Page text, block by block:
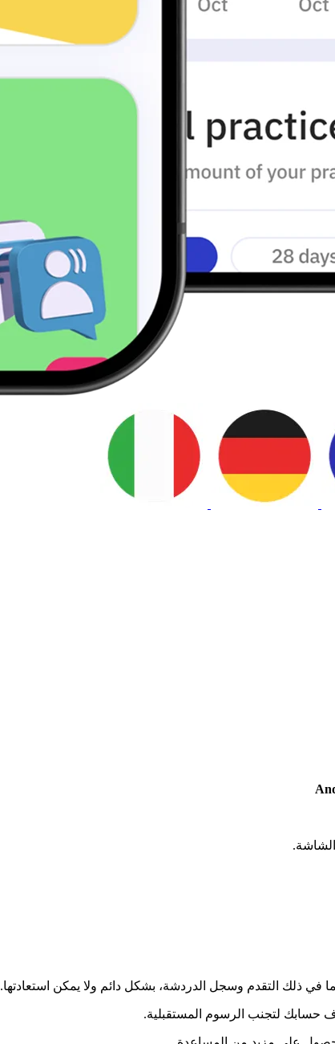
في ذلك التقدم وسجل الدردشة، بشكل دائم ولا يمكن استعادتها.
حسابك لتجنب الرسوم المستقبلية.